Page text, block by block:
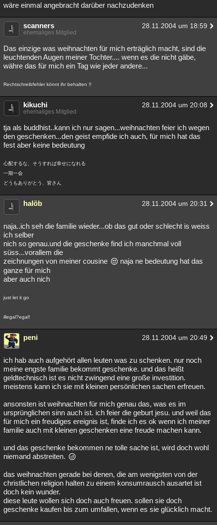
wäre einmal angebracht darüber nachzudenken
scanners 28.11.2004 um 18:59
ehemaliges Mitglied
Das einzige was weihnachten für mich erträglich macht, sind die
leuchtenden Augen meiner Tochter.... wenn es die nicht gäbe,
währe das für mich ein Tag wie jeder andere...
Rechtschreibfehler könnt ihr behalten !!
kikuchi 28.11.2004 um 20:08
ehemaliges Mitglied
tja als buddhist..kann ich nur sagen...weihnachten feier ich wegen
den geschenken...den geist empfide ich auch, für mich hat das
fest aber keine bedeutung
心配するな、そうすれば幸せになれる
一期一会
どうもありがとう、皆さん
halöb 28.11.2004 um 20:31
naja..ich seh die familie wieder...ob das gut oder schlecht is weiss
ich selber
nich so genau.und die geschenke find ich manchmal voll
süss...vorallem die
zeichnungen von meiner cousine
naja ne bedeutung hat das
ganze für mich
aber auch nich
just let it go
illegal?egal!
peni 28.11.2004 um 20:49
ich hab auch aufgehört allen leuten was zu schenken. nur noch
meine engste familie bekommt geschenke. und das heißt
geldtechnisch ist es nicht zwingend eine große investition.
meistens kann ich sie mit kleinen persönlichen sachen erfreuen.
ansonsten ist weihnachten für mich genau das, was es im
ursprünglichen sinn auch ist. ich feier die geburt jesu. und weil das
für mich ein freudiges ereignis ist, finde ich es ok wenn ich meiner
familie auch mit kleinen geschenken eine freude machen kann.
und das geschenke bekommen ne tolle sache ist, wird doch wohl
niemand abstreiten.
das weihnachten gerade bei denen, die am wenigsten von der
christlichen religion halten zu einem konsumrausch ausartet ist
doch kein wunder.
diese leute wollen sich doch auch freuen. sollen sie doch
geschenke kaufen bis zum umfallen, wenn es sie glücklich macht.